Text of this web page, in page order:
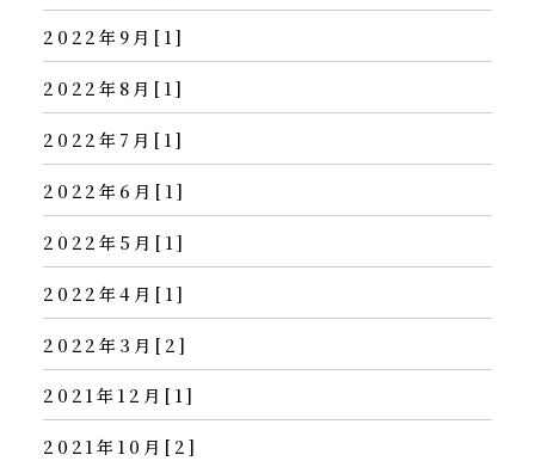
2022年9月[1]
2022年8月[1]
2022年7月[1]
2022年6月[1]
2022年5月[1]
2022年4月[1]
2022年3月[2]
2021年12月[1]
2021年10月[2]